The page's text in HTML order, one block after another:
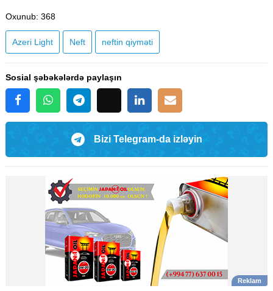
Oxunub: 368
Azeri Light Neft neftin qiyməti
Sosial şəbəkələrdə paylaşın
Bizi Telegram-da izləyin